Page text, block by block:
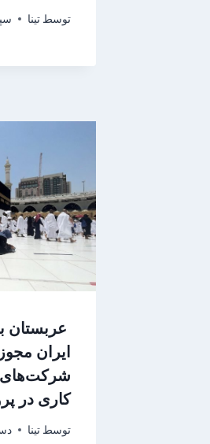
توسط تینا
عربستان
ایران
شرکت‌های
کاری در
توسط تینا